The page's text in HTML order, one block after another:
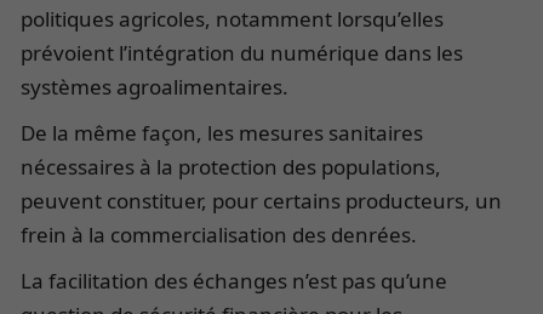
politiques agricoles, notamment lorsqu’elles
prévoient l’intégration du numérique dans les
systèmes agroalimentaires.
De la même façon, les mesures sanitaires
nécessaires à la protection des populations,
peuvent constituer, pour certains producteurs, un
frein à la commercialisation des denrées.
La facilitation des échanges n’est pas qu’une